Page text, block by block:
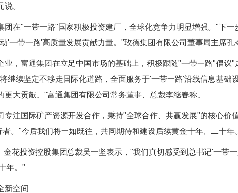
。
"一带一路"国家积极投资建厂，全球化竞争力明显增强。"下一
'一带一路'高质量发展贡献力量。"玫德集团有限公司董事局主席孔
富通集团在立足中国市场的基础上，积极跟随"一带一路"倡议"
继续坚定不移走国际化道路，全面服务于'一带一路'沿线信息基础
大贡献。"富通集团有限公司常务董事、总裁李继春称。
国际矿产资源开发合作，秉持"全球合作、共赢发展"的核心价
。"今后我们将一如既往，共同期待和建设后续黄金十年、二十年
投资控股集团总裁吴一坚表示，"我们真切感受到总书记'一带
年。"
空间